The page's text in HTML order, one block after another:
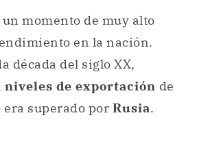
era superado porRusia.